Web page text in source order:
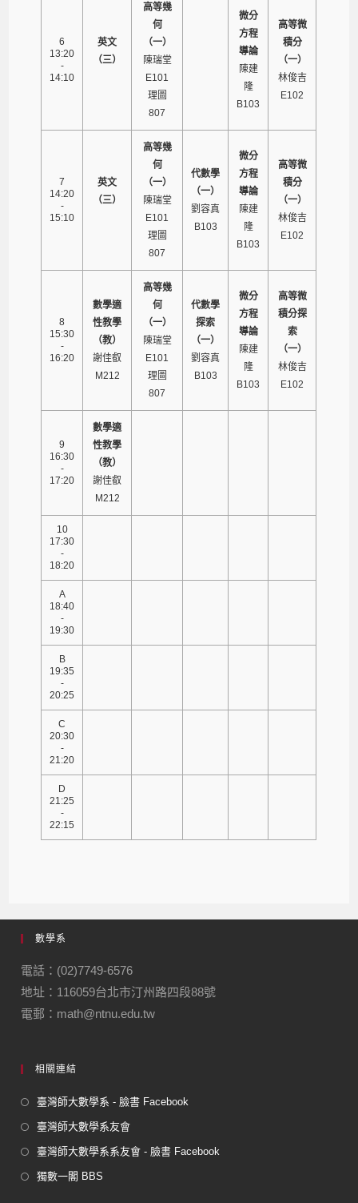
6
13:20
-
14:10
英文
（三）
高等幾
何
（一）
陳瑞堂
E101
理圖
807
微分
方程
導論
陳建
隆
B103
高等微
積分
（一）
林俊吉
E102
7
14:20
-
15:10
英文
（三）
高等幾
何
（一）
陳瑞堂
E101
理圖
807
代數學
（一）
劉容真
B103
微分
方程
導論
陳建
隆
B103
高等微
積分
（一）
林俊吉
E102
8
15:30
-
16:20
數學適
性教學
（教）
謝佳叡
M212
高等幾
何
（一）
陳瑞堂
E101
理圖
807
代數學
探索
（一）
劉容真
B103
微分
方程
導論
陳建
隆
B103
高等微
積分探
索
（一）
林俊吉
E102
9
16:30
-
17:20
數學適
性教學
（教）
謝佳叡
M212
10
17:30
-
18:20
A
18:40
-
19:30
B
19:35
-
20:25
C
20:30
-
21:20
D
21:25
-
22:15
數學系
電話：(02)7749-6576
地址：116059台北市汀州路四段88號
電郵：math@ntnu.edu.tw
相關連結
臺灣師大數學系 - 臉書 Facebook
臺灣師大數學系友會
臺灣師大數學系系友會 - 臉書 Facebook
獨數一閣 BBS